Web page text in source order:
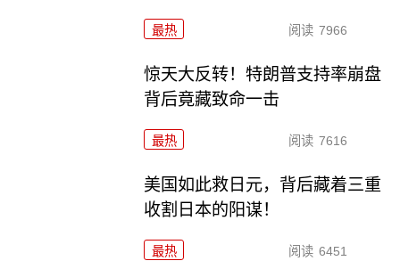
最热 阅读 7966
惊天大反转！特朗普支持率崩盘
背后竟藏致命一击
最热 阅读 7616
美国如此救日元，背后藏着三重
收割日本的阳谋！
最热 阅读 6451